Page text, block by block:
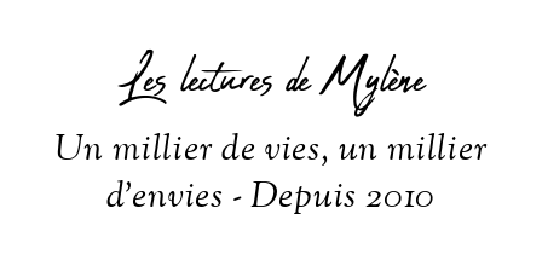
Les lectures de Mylène
Un millier de vies, un millier
d'envies - Depuis 2010